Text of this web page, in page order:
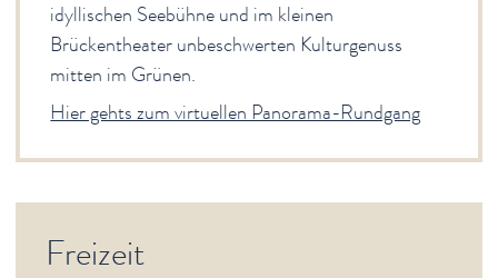
idyllischen Seebühne und im kleinen
Brückentheater unbeschwerten Kulturgenuss
mitten im Grünen.
Hier gehts zum virtuellen Panorama-Rundgang
Freizeit